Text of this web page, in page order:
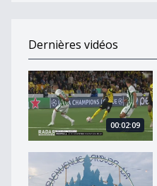
Dernières vidéos
Le FC Schoenberg en
00:02:09
Disneyland en Veveyse